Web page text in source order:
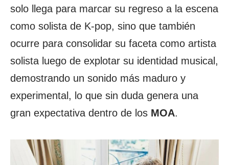
solo llega para marcar su regreso a la escena
como solista de K-pop, sino que también
ocurre para consolidar su faceta como artista
solista luego de explotar su identidad musical,
demostrando un sonido más maduro y
experimental, lo que sin duda genera una
gran expectativa dentro de los MOA.